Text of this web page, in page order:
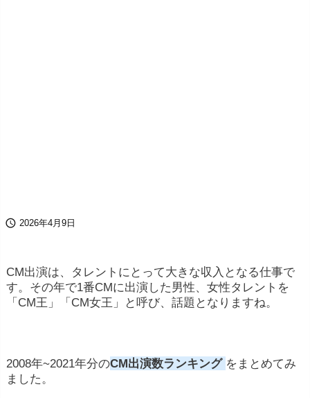
 2026年4月9日
CM出演は、タレントにとって大きな収入となる仕事で
す。その年で1番CMに出演した男性、女性タレントを
「CM王」「CM女王」と呼び、話題となりますね。
2008年~2021年分のCM出演数ランキング をまとめてみ
ました。